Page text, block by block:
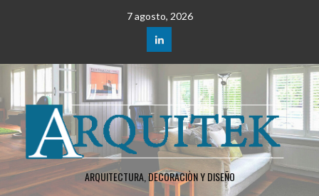
7 agosto, 2026
LinkedIn
ARQUITECTURA, DECORACIÒN Y DISEÑO